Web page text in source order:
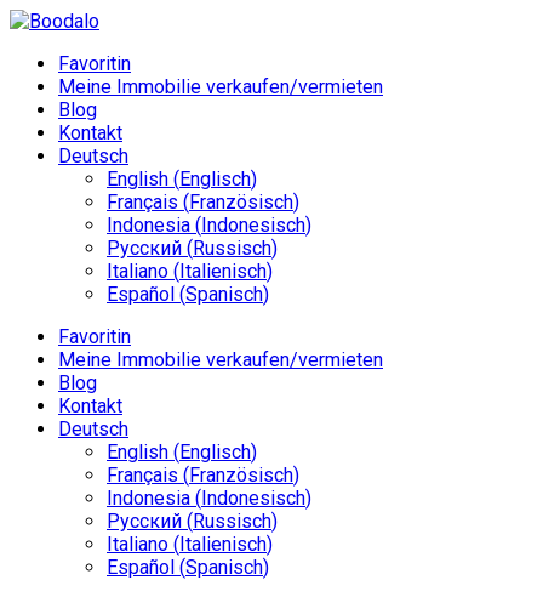
Favoritin
Meine Immobilie verkaufen/vermieten
Blog
Kontakt
Deutsch
English (Englisch)
Français (Französisch)
Indonesia (Indonesisch)
Русский (Russisch)
Italiano (Italienisch)
Español (Spanisch)
Favoritin
Meine Immobilie verkaufen/vermieten
Blog
Kontakt
Deutsch
English (Englisch)
Français (Französisch)
Indonesia (Indonesisch)
Русский (Russisch)
Italiano (Italienisch)
Español (Spanisch)